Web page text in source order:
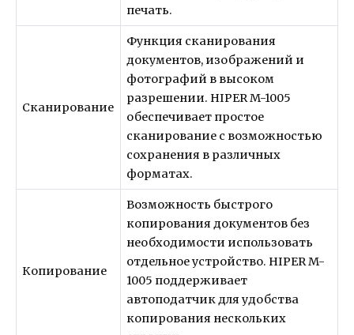
печать.
Сканирование
Функция сканирования
документов, изображений и
фотографий в высоком
разрешении. HIPER M-1005
обеспечивает простое
сканирование с возможностью
сохранения в различных
форматах.
Копирование
Возможность быстрого
копирования документов без
необходимости использовать
отдельное устройство. HIPER M-
1005 поддерживает
автоподатчик для удобства
копирования нескольких